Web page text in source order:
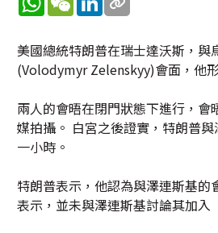
美國總統特朗普在瑞士達沃斯，與
(Volodymyr Zelenskyy)會面，他
兩人的會晤在閉門狀態下進行，會
媒拍攝。 白宮之後證實，特朗普
一小時。
特朗普表示，他認為與澤連斯基的
表示，並未與澤連斯基討論其加入